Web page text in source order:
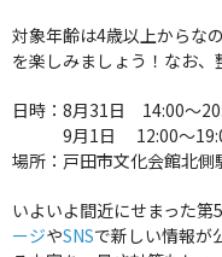
対象年齢は4歳以上からな
を楽しみましょう！なお、
日時：8月31日 14:00～
9月1日 12:00～
場所：戸田市文化会館北側
いよいよ間近にせまった第
ージやSNSで新しい情報が